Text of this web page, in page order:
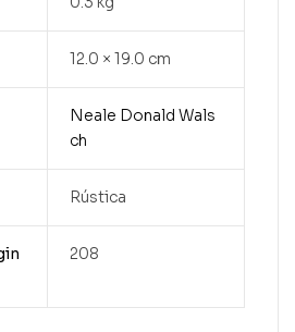
12.0 × 19.0 cm
Neale Donald Wals
ch
Rústica
208